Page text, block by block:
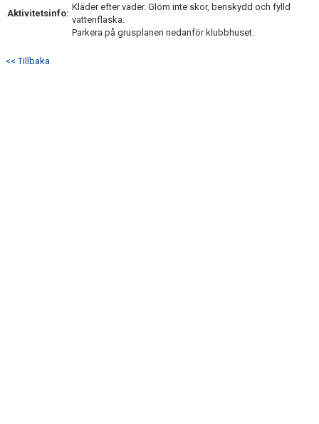
TRUPPEN
Aktivitetsinfo:
Kläder efter väder. Glöm inte skor, benskydd och fylld
vattenflaska.
Parkera på grusplanen nedanför klubbhuset.
<< Tillbaka